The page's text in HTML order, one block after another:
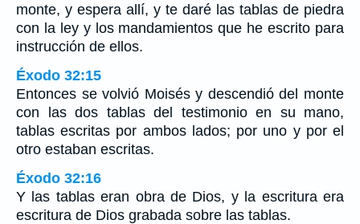
monte, y espera allí, y te daré las tablas de piedra
con la ley y los mandamientos que he escrito para
instrucción de ellos.
Éxodo 32:15
Entonces se volvió Moisés y descendió del monte
con las dos tablas del testimonio en su mano,
tablas escritas por ambos lados; por uno y por el
otro estaban escritas.
Éxodo 32:16
Y las tablas eran obra de Dios, y la escritura era
escritura de Dios grabada sobre las tablas.